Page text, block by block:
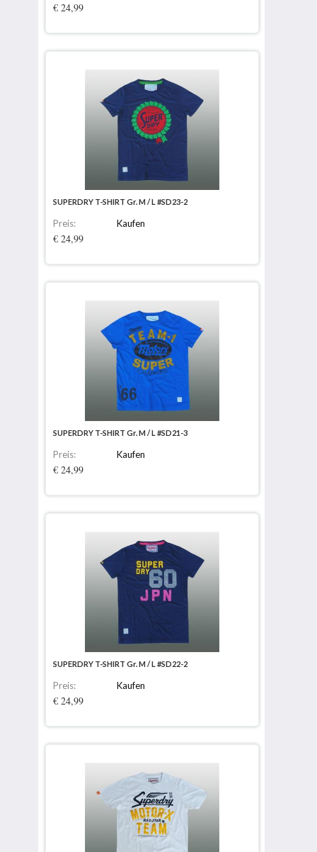
€ 24,99
SUPERDRY T-SHIRT Gr. M / L #SD23-2
Preis:
€ 24,99
Kaufen
SUPERDRY T-SHIRT Gr. M / L #SD21-3
Preis:
€ 24,99
Kaufen
SUPERDRY T-SHIRT Gr. M / L #SD22-2
Preis:
€ 24,99
Kaufen